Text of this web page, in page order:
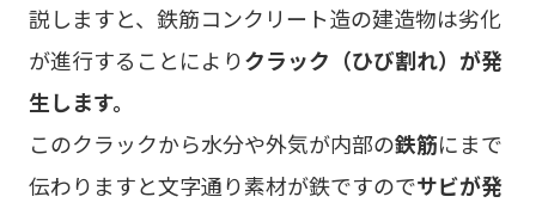
説しますと、鉄筋コンクリート造の建造物は劣化
が進行することによりクラック（ひび割れ）が発
生します。
このクラックから水分や外気が内部の鉄筋にまで
伝わりますと文字通り素材が鉄ですのでサビが発